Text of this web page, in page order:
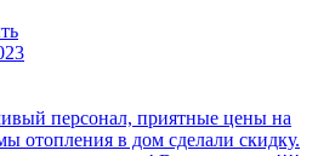
персонал, приятные цены на
отопления в дом сделали скидку.